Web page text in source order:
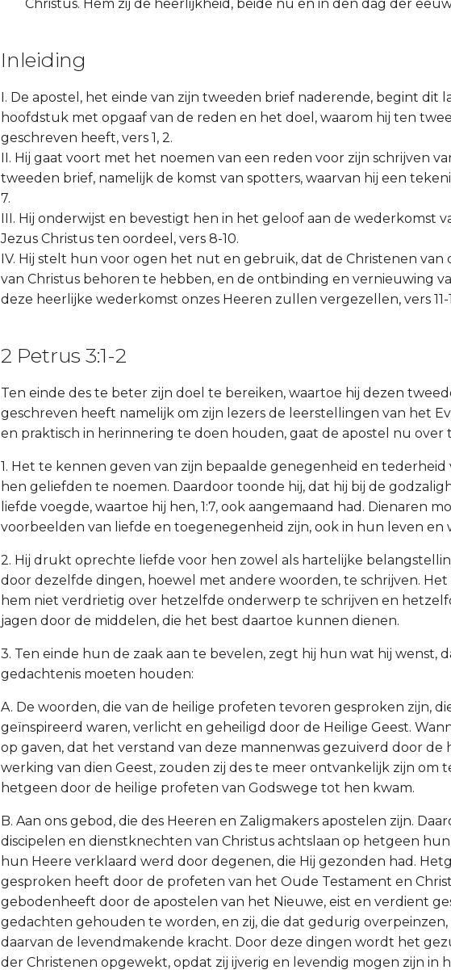
Christus. Hem zij de heerlijkheid, beide nu en in den dag der
Inleiding
I. De apostel, het einde van zijn tweeden brief naderende, begint dit
hoofdstuk met opgaaf van de reden en het doel, waarom hij ten
geschreven heeft, vers 1, 2.
II. Hij gaat voort met het noemen van een reden voor zijn schrijven
tweeden brief, namelijk de komst van spotters, waarvan hij een
7.
III. Hij onderwijst en bevestigt hen in het geloof aan de wederkomst
Jezus Christus ten oordeel, vers 8-10.
IV. Hij stelt hun voor ogen het nut en gebruik, dat de Christenen van
van Christus behoren te hebben, en de ontbinding en vernieuwing
deze heerlijke wederkomst onzes Heeren zullen vergezellen, vers 11-
2 Petrus 3:1-2
Ten einde des te beter zijn doel te bereiken, waartoe hij dezen
geschreven heeft namelijk om zijn lezers de leerstellingen van het
en praktisch in herinnering te doen houden, gaat de apostel nu over
1. Het te kennen geven van zijn bepaalde genegenheid en tederheid
hen geliefden te noemen. Daardoor toonde hij, dat hij bij de
liefde voegde, waartoe hij hen, 1:7, ook aangemaand had. Dienaren
voorbeelden van liefde en toegenegenheid zijn, ook in hun leven en
2. Hij drukt oprechte liefde voor hen zowel als hartelijke
door dezelfde dingen, hoewel met andere woorden, te schrijven. Het
hem niet verdrietig over hetzelfde onderwerp te schrijven en
jagen door de middelen, die het best daartoe kunnen dienen.
3. Ten einde hun de zaak aan te bevelen, zegt hij hun wat hij wenst,
gedachtenis moeten houden:
A. De woorden, die van de heilige profeten tevoren gesproken zijn,
geïnspireerd waren, verlicht en geheiligd door de Heilige Geest.
op gaven, dat het verstand van deze mannenwas gezuiverd door de
werking van dien Geest, zouden zij des te meer ontvankelijk zijn om
hetgeen door de heilige profeten van Godswege tot hen kwam.
B. Aan ons gebod, die des Heeren en Zaligmakers apostelen zijn.
discipelen en dienstknechten van Christus achtslaan op hetgeen hun
hun Heere verklaard werd door degenen, die Hij gezonden had.
gesproken heeft door de profeten van het Oude Testament en
gebodenheeft door de apostelen van het Nieuwe, eist en verdient
gedachten gehouden te worden, en zij, die dat gedurig
daarvan de levendmakende kracht. Door deze dingen wordt het
der Christenen opgewekt, opdat zij ijverig en levendig mogen zijn in